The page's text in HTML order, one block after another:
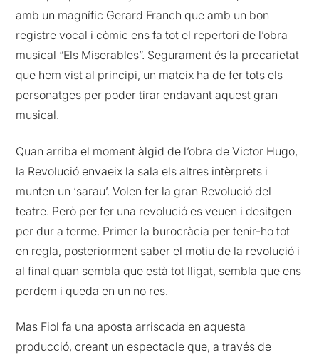
amb un magnífic Gerard Franch que amb un bon
registre vocal i còmic ens fa tot el repertori de l’obra
musical “Els Miserables”. Segurament és la precarietat
que hem vist al principi, un mateix ha de fer tots els
personatges per poder tirar endavant aquest gran
musical.
Quan arriba el moment àlgid de l’obra de Victor Hugo,
la Revolució envaeix la sala els altres intèrprets i
munten un ‘sarau’. Volen fer la gran Revolució del
teatre. Però per fer una revolució es veuen i desitgen
per dur a terme. Primer la burocràcia per tenir-ho tot
en regla, posteriorment saber el motiu de la revolució i
al final quan sembla que està tot lligat, sembla que ens
perdem i queda en un no res.
Mas Fiol fa una aposta arriscada en aquesta
producció, creant un espectacle que, a través de